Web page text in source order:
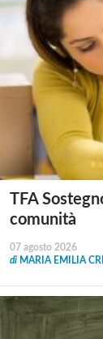
TFA
comunità
07 agosto 2026
di MARIA EMILIA